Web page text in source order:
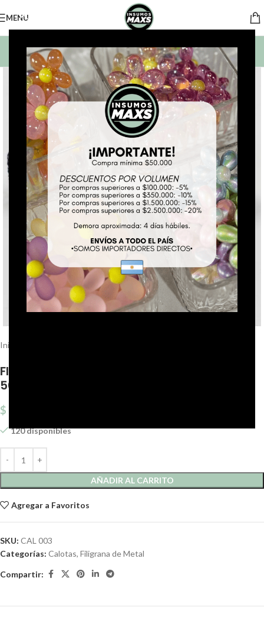
MENU
BUSCAR PRODUCTOS
Click to enlarge
Inicio
FILIGRANA CALOTA METAL BRONCE 29MM X
500GRS
$
120 disponibles
AÑADIR AL CARRITO
Agregar a Favoritos
SKU: CAL 003
Categorías: Calotas, Filigrana de Metal
Compartir: